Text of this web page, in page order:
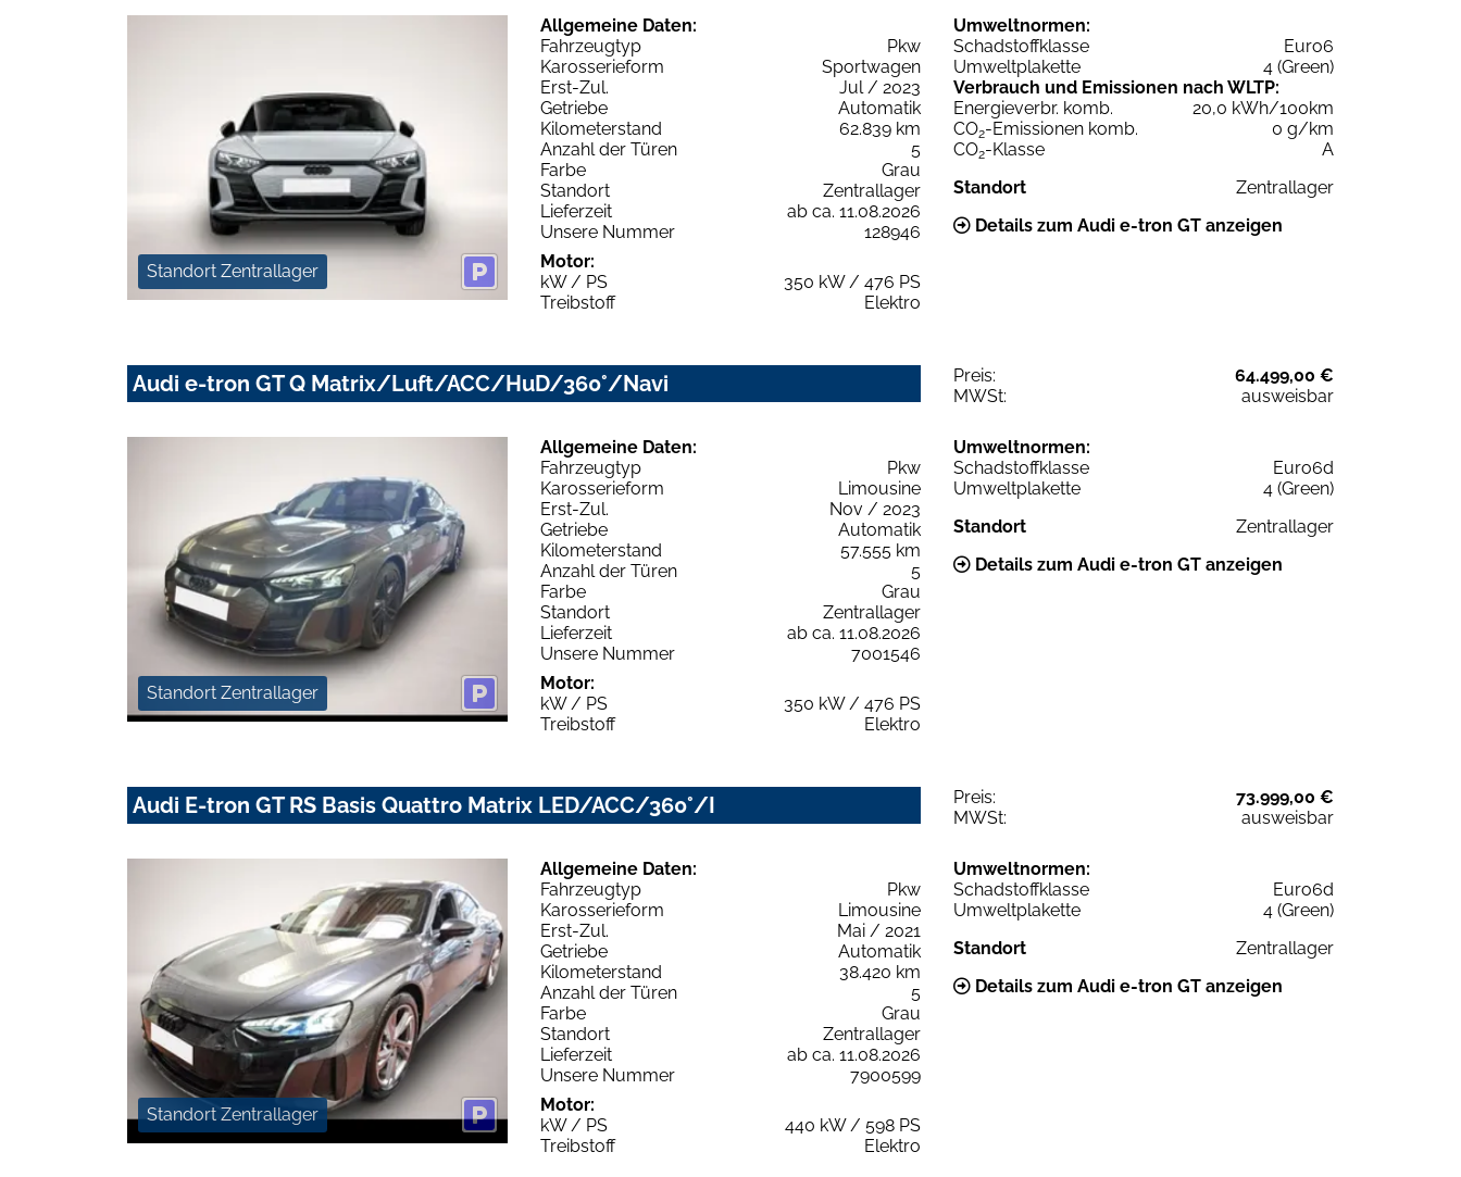
Standort Zentrallager
Allgemeine Daten:
Fahrzeugtyp
Pkw
Karosserieform
Sportwagen
Erst-Zul.
Jul / 2023
Getriebe
Automatik
Kilometerstand
62.839 km
Anzahl der Türen
5
Farbe
Grau
Standort
Zentrallager
Lieferzeit
ab ca. 11.08.2026
Unsere Nummer
128946
Motor:
kW / PS
350 kW / 476 PS
Treibstoff
Elektro
Umweltnormen:
Schadstoffklasse
Euro6
Umweltplakette
4 (Green)
Verbrauch und Emissionen nach WLTP:
Energieverbr. komb.
20,0 kWh/100km
CO2-Emissionen komb.
0 g/km
CO2-Klasse
A
Standort
Zentrallager
Details zum Audi e-tron GT anzeigen
Audi e-tron GT Q Matrix/Luft/ACC/HuD/360°/Navi Preis:
64.499,00 €
MWSt:
ausweisbar
Standort Zentrallager
Allgemeine Daten:
Fahrzeugtyp
Pkw
Karosserieform
Limousine
Erst-Zul.
Nov / 2023
Getriebe
Automatik
Kilometerstand
57.555 km
Anzahl der Türen
5
Farbe
Grau
Standort
Zentrallager
Lieferzeit
ab ca. 11.08.2026
Unsere Nummer
7001546
Motor:
kW / PS
350 kW / 476 PS
Treibstoff
Elektro
Umweltnormen:
Schadstoffklasse
Euro6d
Umweltplakette
4 (Green)
Standort
Zentrallager
Details zum Audi e-tron GT anzeigen
Audi E-tron GT RS Basis Quattro Matrix LED/ACC/360°/I Preis:
73.999,00 €
MWSt:
ausweisbar
Standort Zentrallager
Allgemeine Daten:
Fahrzeugtyp
Pkw
Karosserieform
Limousine
Erst-Zul.
Mai / 2021
Getriebe
Automatik
Kilometerstand
38.420 km
Anzahl der Türen
5
Farbe
Grau
Standort
Zentrallager
Lieferzeit
ab ca. 11.08.2026
Unsere Nummer
7900599
Motor:
kW / PS
440 kW / 598 PS
Treibstoff
Elektro
Umweltnormen:
Schadstoffklasse
Euro6d
Umweltplakette
4 (Green)
Standort
Zentrallager
Details zum Audi e-tron GT anzeigen